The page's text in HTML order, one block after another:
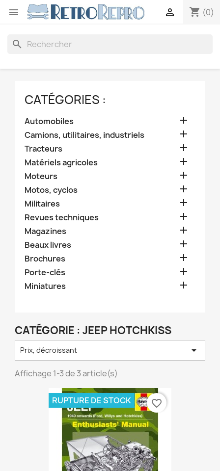
 shopping_cart (0)

search
CATÉGORIES :
Automobiles 
Camions, utilitaires, industriels 
Tracteurs 
Matériels agricoles 
Moteurs 
Motos, cyclos 
Militaires 
Revues techniques 
Magazines 
Beaux livres 
Brochures 
Porte-clés 
Miniatures 
CATÉGORIE : JEEP HOTCHKISS
Prix, décroissant 
Affichage 1-3 de 3 article(s)
RUPTURE DE STOCK favorite_border